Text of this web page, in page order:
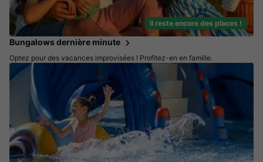
Il reste encore des places !
Bungalows dernière minute
Optez pour des vacances improvisées ! Profitez-en en famille.